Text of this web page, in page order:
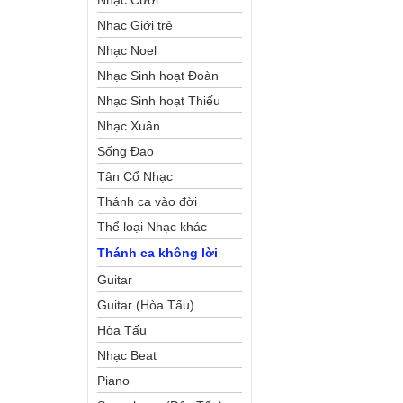
Nhạc Giới trẻ
Nhạc Noel
Nhạc Sinh hoạt Đoàn
Thể Công Giáo
Nhạc Sinh hoạt Thiếu
Nhi
Nhạc Xuân
Sống Đạo
Tân Cổ Nhạc
Thánh ca vào đời
Thể loại Nhạc khác
Thánh ca không lời
Guitar
Guitar (Hòa Tấu)
Hòa Tấu
Nhạc Beat
Piano